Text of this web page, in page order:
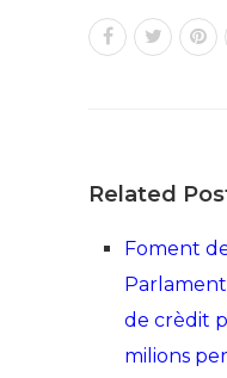
Related
Foment
de crèdit
milions